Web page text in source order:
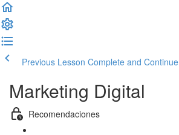
Previous Lesson Complete and Continue
Marketing Digital
Recomendaciones